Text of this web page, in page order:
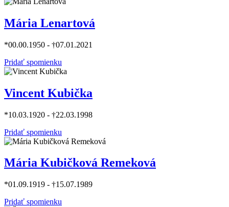
Mária Lenartová
*00.00.1950 - †07.01.2021
Pridať spomienku
Vincent Kubička
*10.03.1920 - †22.03.1998
Pridať spomienku
Mária Kubičková Remeková
*01.09.1919 - †15.07.1989
Pridať spomienku